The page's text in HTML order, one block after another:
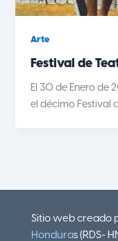
Arte
Festival de
El 30 de Enero de
el décimo Festival
Sitio web creado
Honduras (RDS-